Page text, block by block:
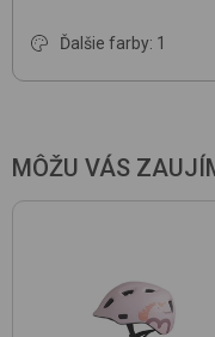
Ďalšie farby: 1
MÔŽU VÁS